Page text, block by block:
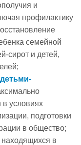
и
профилактику
семейной
сирот и детей,
в условиях
подготовки
в общество;
находящихся в